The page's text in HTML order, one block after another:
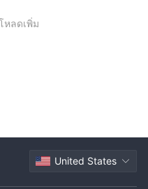
หลดเพิ่ม
United States